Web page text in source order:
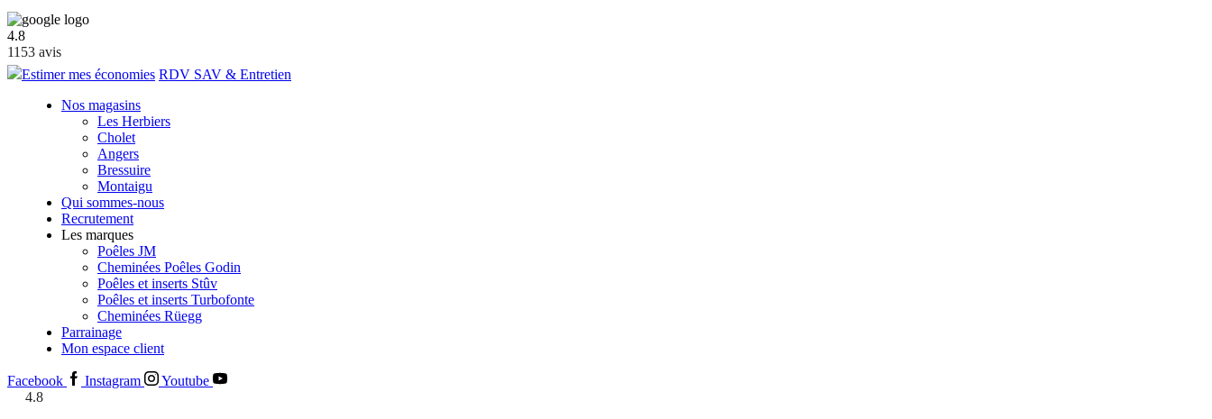
4.8
1153 avis
Estimer mes économies RDV SAV & Entretien
Nos magasins
Les Herbiers
Cholet
Angers
Bressuire
Montaigu
Qui sommes-nous
Recrutement
Les marques
Poêles JM
Cheminées Poêles Godin
Poêles et inserts Stûv
Poêles et inserts Turbofonte
Cheminées Rüegg
Parrainage
Mon espace client
Facebook Instagram
Youtube
4.8